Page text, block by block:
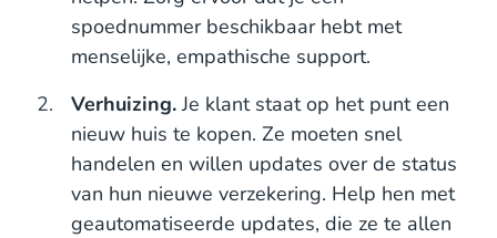
spoednummer beschikbaar hebt met
menselijke, empathische support.
Verhuizing.Je klant staat op het punt een
nieuw huis te kopen. Ze moeten snel
handelen en willen updates over de status
van hun nieuwe verzekering. Help hen met
geautomatiseerde updates, die ze te allen